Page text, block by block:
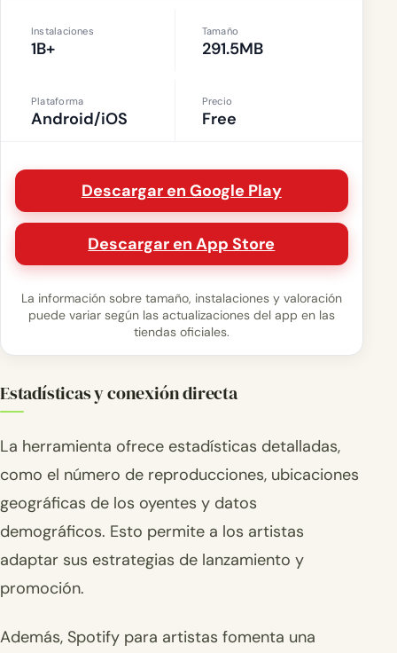
Instalaciones
1B+
Tamaño
291.5MB
Plataforma
Android/iOS
Precio
Free
Descargar en Google Play
Descargar en App Store
La información sobre tamaño, instalaciones y valoración
puede variar según las actualizaciones del app en las
tiendas oficiales.
Estadísticas y conexión directa
La herramienta ofrece estadísticas detalladas,
como el número de reproducciones, ubicaciones
geográficas de los oyentes y datos
demográficos. Esto permite a los artistas
adaptar sus estrategias de lanzamiento y
promoción.
Además, Spotify para artistas fomenta una